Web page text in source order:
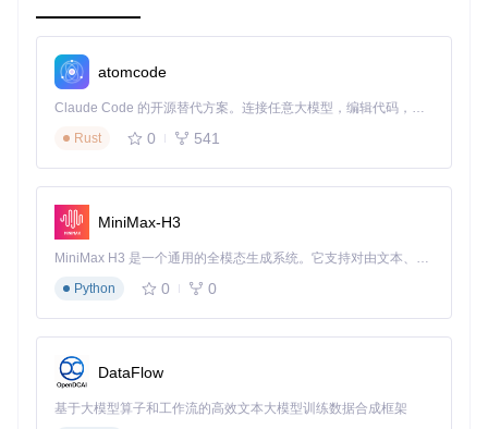
atomcode
Claude Code 的开源替代方案。连接任意大模型，编辑代码，运行命令，自动验证 — 全自动执行。用 Rust 构建，极致性能。 ｜ An open-source alternative to Claude Code. Connect any LLM, edit code, run commands, and verify changes — autonomously. Built in Rust for speed. Get Started
Rust
0 541
MiniMax-H3
MiniMax H3 是一个通用的全模态生成系统。它支持对由文本、图像、视频和音频组成的多模态上下文进行统一理解，并能生成分辨率高达 2K、时长可达 15 秒的带原生立体声音频的视频。得益于面向任务泛化的系统设计，H3 在预训练阶段就已具备广泛的多模态上下文理解与生成能力，能够出色地执行复杂的多模态指令。
Python
0 0
DataFlow
基于大模型算子和工作流的高效文本大模型训练数据合成框架